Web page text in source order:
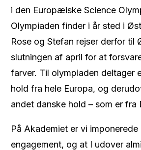
i den Europæiske Science
Olympiaden finder i år sted i
Rose og Stefan rejser derfor til
slutningen af april for at
farver. Til olympiaden deltager
hold fra hele Europa, og
andet danske hold – som er fra
På Akademiet er vi
engagement, og at I udover